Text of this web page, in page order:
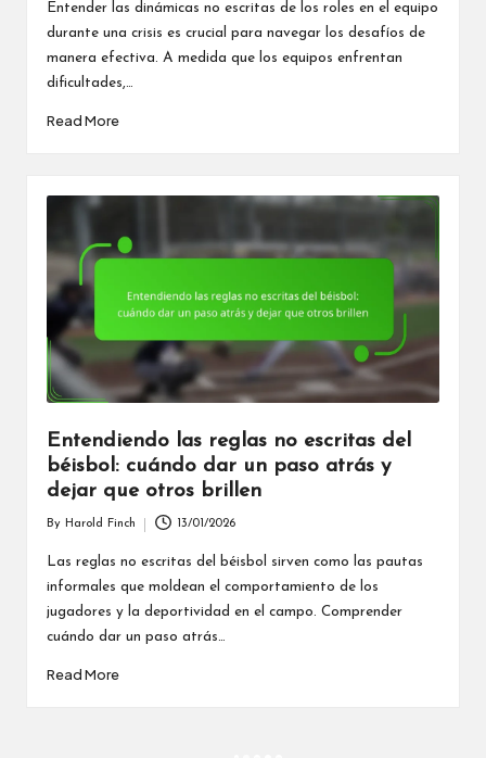
Entender las dinámicas no escritas de los roles en el equipo
durante una crisis es crucial para navegar los desafíos de
manera efectiva. A medida que los equipos enfrentan
dificultades,…
Read More
Entendiendo las reglas no escritas del
béisbol: cuándo dar un paso atrás y
dejar que otros brillen
by
By Harold Finch 13/01/2026
Las reglas no escritas del béisbol sirven como las pautas
informales que moldean el comportamiento de los
jugadores y la deportividad en el campo. Comprender
cuándo dar un paso atrás…
Read More